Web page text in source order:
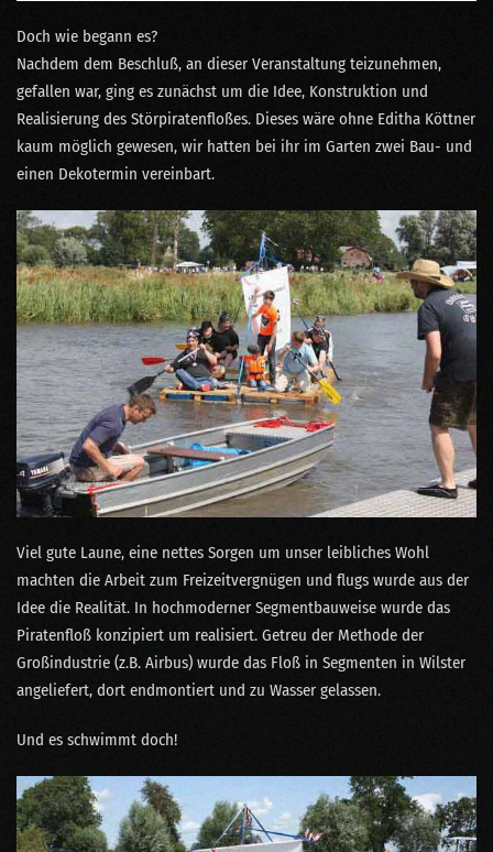
Doch wie begann es?
Nachdem dem Beschluß, an dieser Veranstaltung teizunehmen,
gefallen war, ging es zunächst um die Idee, Konstruktion und
Realisierung des Störpiratenfloßes. Dieses wäre ohne Editha Köttner
kaum möglich gewesen, wir hatten bei ihr im Garten zwei Bau- und
einen Dekotermin vereinbart.
Viel gute Laune, eine nettes Sorgen um unser leibliches Wohl
machten die Arbeit zum Freizeitvergnügen und flugs wurde aus der
Idee die Realität. In hochmoderner Segmentbauweise wurde das
Piratenfloß konzipiert um realisiert. Getreu der Methode der
Großindustrie (z.B. Airbus) wurde das Floß in Segmenten in Wilster
angeliefert, dort endmontiert und zu Wasser gelassen.
Und es schwimmt doch!